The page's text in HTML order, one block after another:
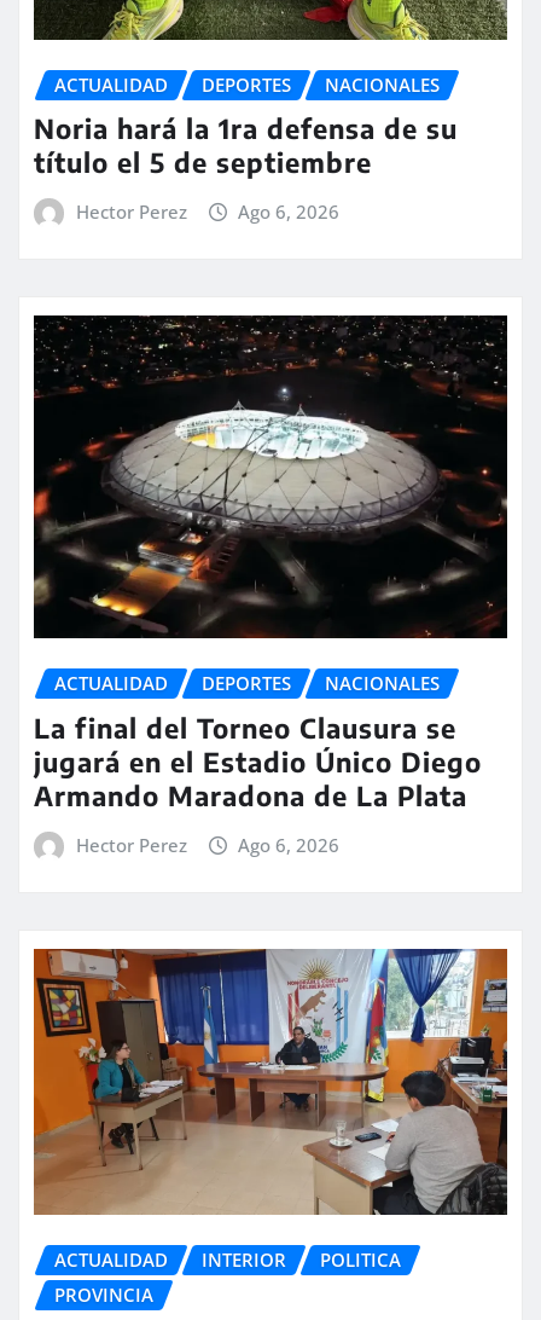
ACTUALIDAD DEPORTES NACIONALES
Noria hará la 1ra defensa de su
título el 5 de septiembre
Hector Perez Ago 6, 2026
ACTUALIDAD DEPORTES NACIONALES
La final del Torneo Clausura se
jugará en el Estadio Único Diego
Armando Maradona de La Plata
Hector Perez Ago 6, 2026
ACTUALIDAD INTERIOR
POLITICA
PROVINCIA